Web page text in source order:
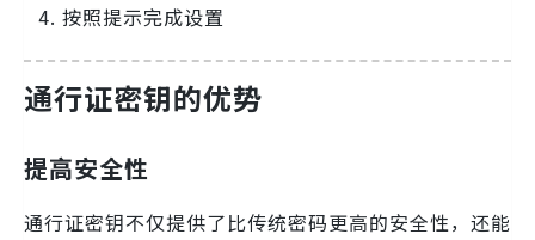
按照提示完成设置
通行证密钥的优势
提高安全性
通行证密钥不仅提供了比传统密码更高的安全性，还能